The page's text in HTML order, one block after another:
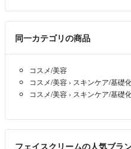
同一カテゴリの商品
コスメ/美容
コスメ/美容 › スキンケア/基礎
コスメ/美容 › スキンケア/基礎
フェイスクリームの人気ブラ